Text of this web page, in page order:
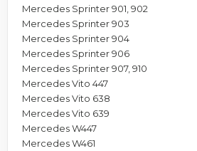
Mercedes Sprinter 901, 902
Mercedes Sprinter 903
Mercedes Sprinter 904
Mercedes Sprinter 906
Mercedes Sprinter 907, 910
Mercedes Vito 447
Mercedes Vito 638
Mercedes Vito 639
Mercedes W447
Mercedes W461